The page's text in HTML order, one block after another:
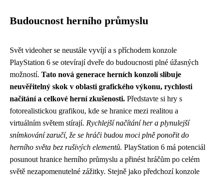
Budoucnost herního průmyslu
Svět videoher se neustále vyvíjí a s příchodem konzole
PlayStation 6 se otevírají dveře do budoucnosti plné úžasných
možností. Tato nová generace herních konzolí slibuje
neuvěřitelný skok v oblasti grafického výkonu, rychlosti
načítání a celkové herní zkušenosti. Představte si hry s
fotorealistickou grafikou, kde se hranice mezi realitou a
virtuálním světem stírají. Rychlejší načítání her a plynulejší
snímkování zaručí, že se hráči budou moci plně ponořit do
herního světa bez rušivých elementů. PlayStation 6 má potenciál
posunout hranice herního průmyslu a přinést hráčům po celém
světě nezapomenutelné zážitky. Stejně jako předchozí konzole